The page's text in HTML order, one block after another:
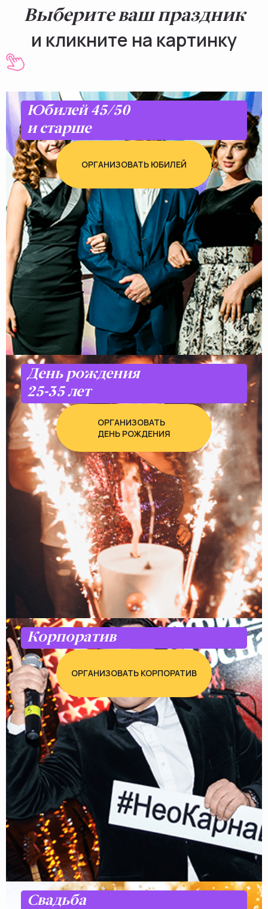
Выберите ваш праздник
и кликните на картинку
Юбилей 45/50
и старше
ОРГАНИЗОВАТЬ ЮБИЛЕЙ
День рождения
25-35 лет
ОРГАНИЗОВАТЬ
ДЕНЬ РОЖДЕНИЯ
Корпоратив
ОРГАНИЗОВАТЬ КОРПОРАТИВ
Свадьба